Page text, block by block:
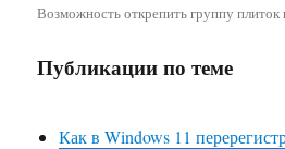
Возможность открепить группу
Публикации по теме
Как в Windows 11